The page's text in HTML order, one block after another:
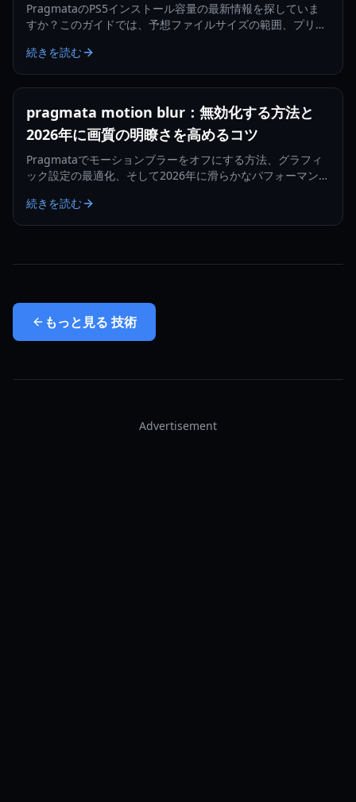
PragmataのPS5インストール容量の最新情報を探していま
すか？このガイドでは、予想ファイルサイズの範囲、プリロ
ジ計画を解説します。
続きを読む
pragmata motion blur：無効化する方法と
2026年に画質の明瞭さを高めるコツ
Pragmataでモーションブラーをオフにする方法、グラフィ
ック設定の最適化、そして2026年に滑らかなパフォーマンス
続きを読む
もっと見る 技術
Advertisement